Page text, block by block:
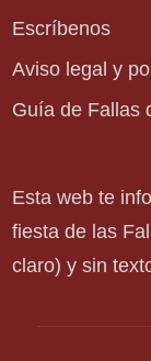
Escríbenos
Aviso legal y
Guía de Fallas
Esta web te
fiesta de las
claro) y sin